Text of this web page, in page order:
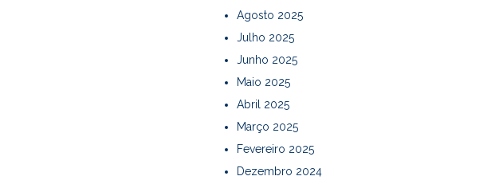
Agosto 2025
Julho 2025
Junho 2025
Maio 2025
Abril 2025
Março 2025
Fevereiro 2025
Dezembro 2024